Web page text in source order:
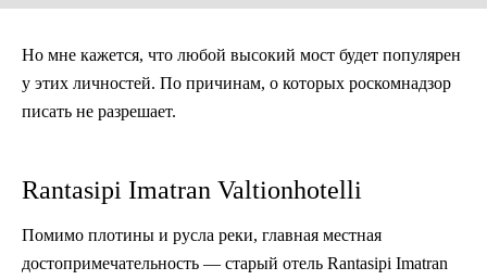
Но мне кажется, что любой высокий мост будет популярен
у этих личностей. По причинам, о которых роскомнадзор
писать не разрешает.
Rantasipi Imatran Valtionhotelli
Помимо плотины и русла реки, главная местная
достопримечательность — старый отель Rantasipi Imatran